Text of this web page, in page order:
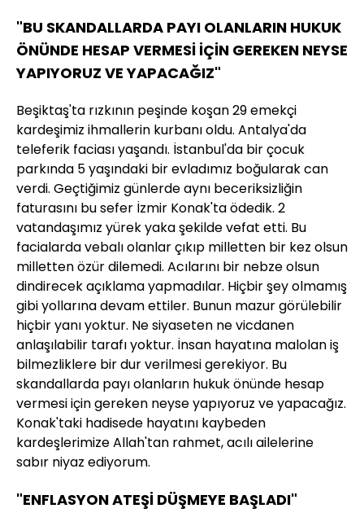
"BU SKANDALLARDA PAYI OLANLARIN HUKUK
ÖNÜNDE HESAP VERMESİ İÇİN GEREKEN NEYSE
YAPIYORUZ VE YAPACAĞIZ"
Beşiktaş'ta rızkının peşinde koşan 29 emekçi
kardeşimiz ihmallerin kurbanı oldu. Antalya'da
teleferik faciası yaşandı. İstanbul'da bir çocuk
parkında 5 yaşındaki bir evladımız boğularak can
verdi. Geçtiğimiz günlerde aynı beceriksizliğin
faturasını bu sefer İzmir Konak'ta ödedik. 2
vatandaşımız yürek yaka şekilde vefat etti. Bu
facialarda vebalı olanlar çıkıp milletten bir kez olsun
milletten özür dilemedi. Acılarını bir nebze olsun
dindirecek açıklama yapmadılar. Hiçbir şey olmamış
gibi yollarına devam ettiler. Bunun mazur görülebilir
hiçbir yanı yoktur. Ne siyaseten ne vicdanen
anlaşılabilir tarafı yoktur. İnsan hayatına malolan iş
bilmezliklere bir dur verilmesi gerekiyor. Bu
skandallarda payı olanların hukuk önünde hesap
vermesi için gereken neyse yapıyoruz ve yapacağız.
Konak'taki hadisede hayatını kaybeden
kardeşlerimize Allah'tan rahmet, acılı ailelerine
sabır niyaz ediyorum.
"ENFLASYON ATEŞİ DÜŞMEYE BAŞLADI"